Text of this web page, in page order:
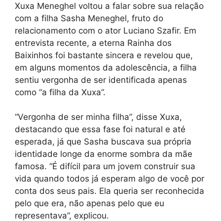
Xuxa Meneghel voltou a falar sobre sua relação
com a filha Sasha Meneghel, fruto do
relacionamento com o ator Luciano Szafir. Em
entrevista recente, a eterna Rainha dos
Baixinhos foi bastante sincera e revelou que,
em alguns momentos da adolescência, a filha
sentiu vergonha de ser identificada apenas
como “a filha da Xuxa”.
“Vergonha de ser minha filha”, disse Xuxa,
destacando que essa fase foi natural e até
esperada, já que Sasha buscava sua própria
identidade longe da enorme sombra da mãe
famosa. “É difícil para um jovem construir sua
vida quando todos já esperam algo de você por
conta dos seus pais. Ela queria ser reconhecida
pelo que era, não apenas pelo que eu
representava”, explicou.